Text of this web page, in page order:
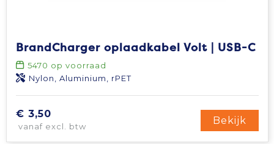
BrandCharger oplaadkabel Volt | USB-C
5470 op voorraad
Nylon, Aluminium, rPET
€ 3,50
vanaf excl. btw
Bekijk